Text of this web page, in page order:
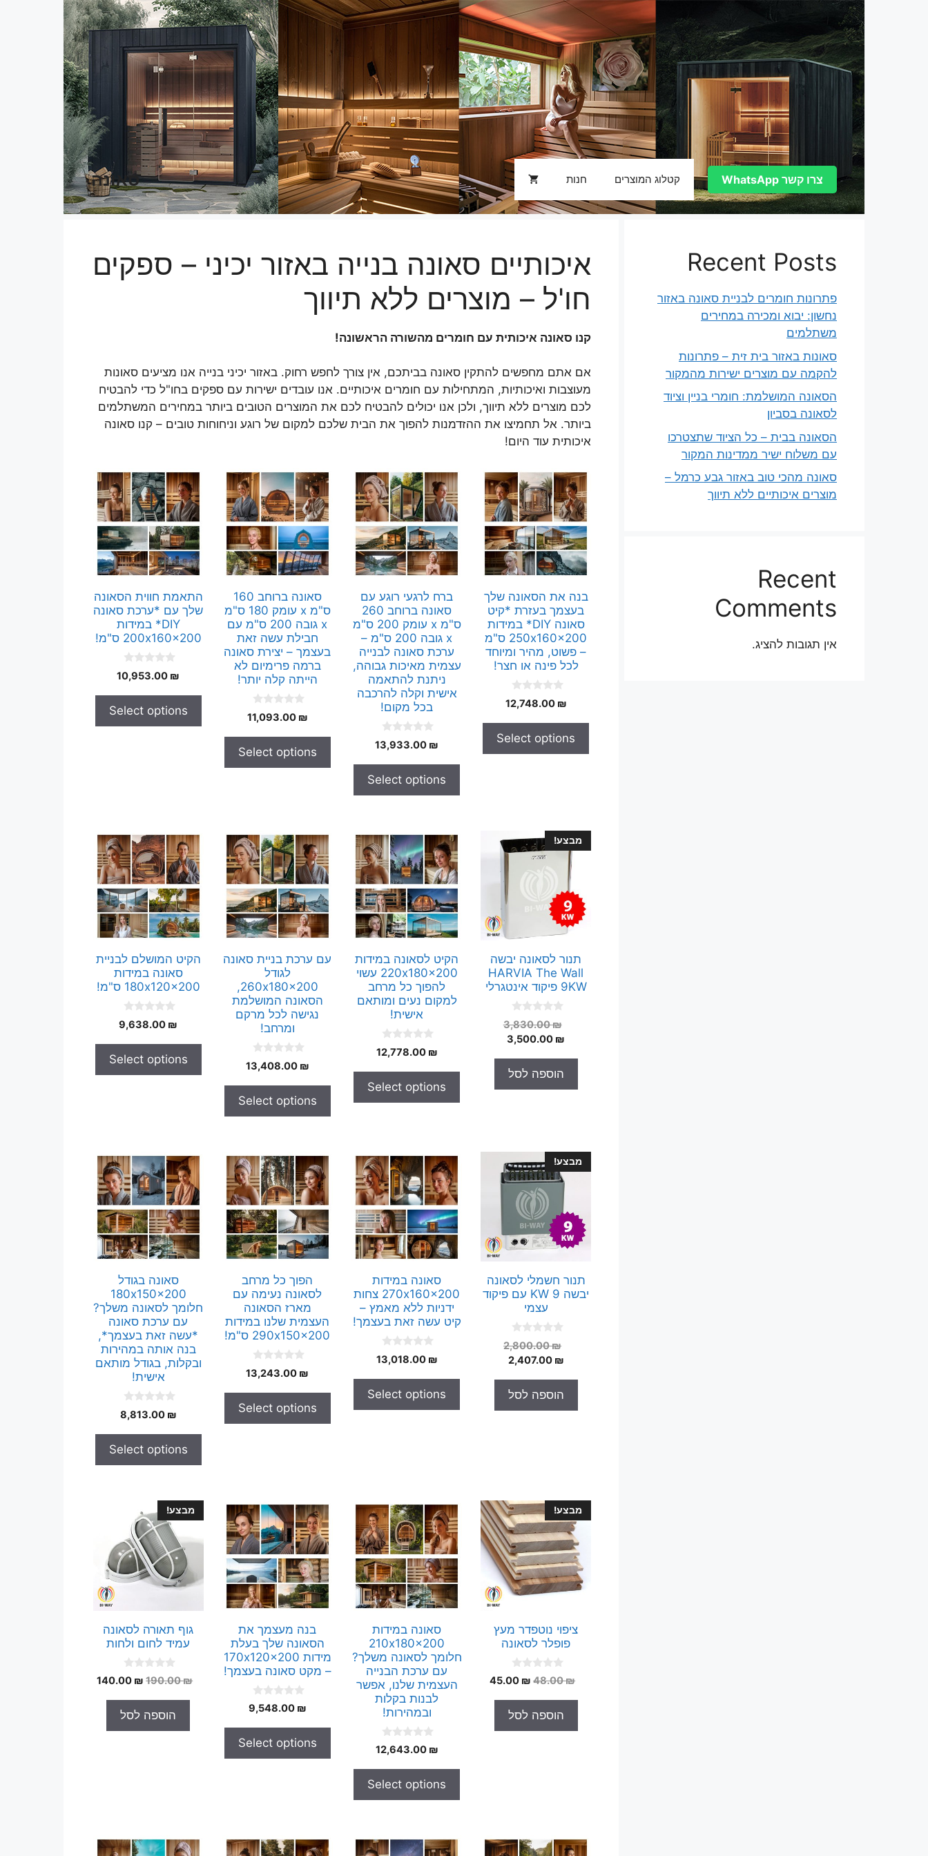
סאונה קטלוג המוצרים חנות צרו קשר WhatsApp
איכותיים סאונה בנייה באזור יכיני – ספקים
חו'ל – מוצרים ללא תיווך
קנו סאונה איכותית עם חומרים מהשורה הראשונה!
אם אתם מחפשים להתקין סאונה בביתכם, אין צורך לחפש רחוק. באזור יכיני בנייה אנו מציעים סאונות
מעוצבות ואיכותיות, המתחילות עם חומרים איכותיים. אנו עובדים ישירות עם ספקים בחו"ל כדי להבטיח
לכם מוצרים ללא תיווך, ולכן אנו יכולים להבטיח לכם את המוצרים הטובים ביותר במחירים המשתלמים
ביותר. אל תחמיצו את ההזדמנות להפוך את הבית שלכם למקום של רוגע וניחוחות טובים – קנו סאונה
איכותית עוד היום!
בנה את הסאונה שלך
בעצמך בעזרת *קיט
סאונה DIY* במידות
250x160x200 ס"מ
– פשוט, מהיר ומיוחד
לכל פינה או חצר!
0
o
o
5
12,748.00 ₪
Select options
ברח לרגעי רוגע עם
סאונה ברוחב 260
ס"מ x עומק 200 ס"מ
x גובה 200 ס"מ –
ערכת סאונה לבנייה
עצמית מאיכות גבוהה,
ניתנת להתאמה
אישית וקלה להרכבה
בכל מקום!
0
o
o
5
13,933.00 ₪
Select options
סאונה ברוחב 160
ס"מ x עומק 180 ס"מ
x גובה 200 ס"מ עם
חבילת עשה זאת
בעצמך – יצירת סאונה
ברמה פרימיום לא
הייתה קלה יותר!
0
o
o
5
11,093.00 ₪
Select options
התאמת חווית הסאונה
שלך עם *ערכת סאונה
DIY* במידות
200x160x200 ס"מ!
0
o
o
5
10,953.00 ₪
Select options
מבצע!
תנור לסאונה יבשה
HARVIA The Wall
9KW פיקוד אינטגרלי
0
o
u
o
f
5
3,830.00₪
המחיר
3,500.00 ₪
המחיר
הוספה לסל
הקיט לסאונה במידות
220x180x200 עשוי
להפוך כל מרחב
למקום נעים ומותאם
אישית!
0
o
o
5
12,778.00 ₪
Select options
עם ערכת בניית סאונה
לגודל
260x180x200,
הסאונה המושלמת
נגישה לכל מרקם
ומרחב!
0
o
o
5
13,408.00 ₪
Select options
הקיט המושלם לבניית
סאונה במידות
180x120x200 ס"מ!
0
o
o
5
9,638.00 ₪
Select options
מבצע!
תנור חשמלי לסאונה
יבשה 9 KW עם פיקוד
עצמי
0
o
u
o
f
5
2,800.00₪
המחיר
2,407.00 ₪
המחיר
הוא:הוספה לסל
סאונה במידות
270x160x200 צחות
ידניות ללא מאמץ –
קיט עשה זאת בעצמך!
0
o
o
5
13,018.00 ₪
Select options
הפוך כל מרחב
לסאונה נעימה עם
מארז הסאונה
העצמית שלנו במידות
290x150x200 ס"מ!
0
o
o
5
13,243.00 ₪
Select options
סאונה בגודל
180x150x200
חלומך לסאונה משלך?
עם ערכת סאונה
*עשה זאת בעצמך*,
בנה אותה במהירות
ובקלות, בגודל מותאם
אישית!
0
o
o
5
8,813.00 ₪
Select options
מבצע!
ציפוי נוטפדר מעץ
פופלר לסאונה
0
o
o
5
48.00₪
המחיר
היה:
48.00 ₪.
45.00 ₪
המחיר
הוספה לסל
סאונה במידות
210x180x200
חלומך לסאונה משלך?
עם ערכת הבנייה
העצמית שלנו, אפשר
לבנות בקלות
ובמהירות!
0
o
o
5
12,643.00 ₪
Select options
בנה מעצמך את
הסאונה שלך בעלת
מידות 170x120x200
– מקט סאונה בעצמך!
0
o
o
5
9,548.00 ₪
Select options
מבצע!
גוף תאורה לסאונה
עמיד לחום ולחות
0
o
o
5
190.00₪
המחיר
היה:
190.00 ₪.
140.00 ₪
המחיר
הוספה לסל
Recent Posts
פתרונות חומרים לבניית סאונה באזור
נחשון: יבוא ומכירה במחירים
משתלמים
סאונות באזור בית זית – פתרונות
להקמה עם מוצרים ישירות מהמקור
הסאונה המושלמת: חומרי בניין וציוד
לסאונה בסביון
הסאונה בבית – כל הציוד שתצטרכו
עם משלוח ישיר ממדינות המקור
סאונה מהכי טוב באזור גבע כרמל –
מוצרים איכותיים ללא תיווך
Recent
Comments
אין תגובות להציג.